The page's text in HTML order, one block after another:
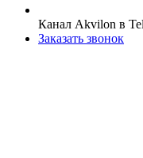
Канал Akvilon в
Заказать звонок